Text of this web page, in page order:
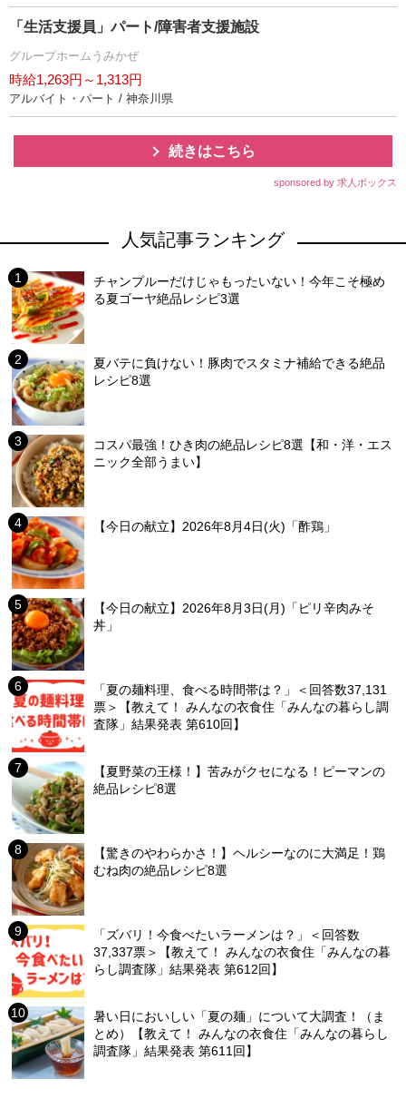
「生活支援員」パート/障害者支援施設
グループホームうみかぜ
時給1,263円～1,313円
アルバイト・パート / 神奈川県
続きはこちら
sponsored by 求人ボックス
人気記事ランキング
チャンプルーだけじゃもったいない！今年こそ極め
る夏ゴーヤ絶品レシピ3選
夏バテに負けない！豚肉でスタミナ補給できる絶品
レシピ8選
コスパ最強！ひき肉の絶品レシピ8選【和・洋・エス
ニック全部うまい】
【今日の献立】2026年8月4日(火)「酢鶏」
【今日の献立】2026年8月3日(月)「ピリ辛肉みそ
丼」
「夏の麺料理、食べる時間帯は？」＜回答数37,131
票＞【教えて！ みんなの衣食住「みんなの暮らし調
査隊」結果発表 第610回】
【夏野菜の王様！】苦みがクセになる！ピーマンの
絶品レシピ8選
【驚きのやわらかさ！】ヘルシーなのに大満足！鶏
むね肉の絶品レシピ8選
「ズバリ！今食べたいラーメンは？」＜回答数
37,337票＞【教えて！ みんなの衣食住「みんなの暮
らし調査隊」結果発表 第612回】
暑い日においしい「夏の麺」について大調査！（ま
とめ）【教えて！ みんなの衣食住「みんなの暮らし
調査隊」結果発表 第611回】